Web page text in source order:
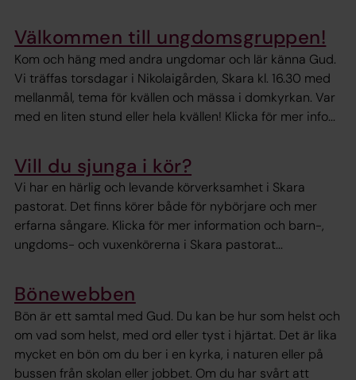
Välkommen till ungdomsgruppen!
Kom och häng med andra ungdomar och lär känna Gud.
Vi träffas torsdagar i Nikolaigården, Skara kl. 16.30 med
mellanmål, tema för kvällen och mässa i domkyrkan. Var
med en liten stund eller hela kvällen! Klicka för mer info...
Vill du sjunga i kör?
Vi har en härlig och levande körverksamhet i Skara
pastorat. Det finns körer både för nybörjare och mer
erfarna sångare. Klicka för mer information och barn-,
ungdoms- och vuxenkörerna i Skara pastorat...
Bönewebben
Bön är ett samtal med Gud. Du kan be hur som helst och
om vad som helst, med ord eller tyst i hjärtat. Det är lika
mycket en bön om du ber i en kyrka, i naturen eller på
bussen från skolan eller jobbet. Om du har svårt att